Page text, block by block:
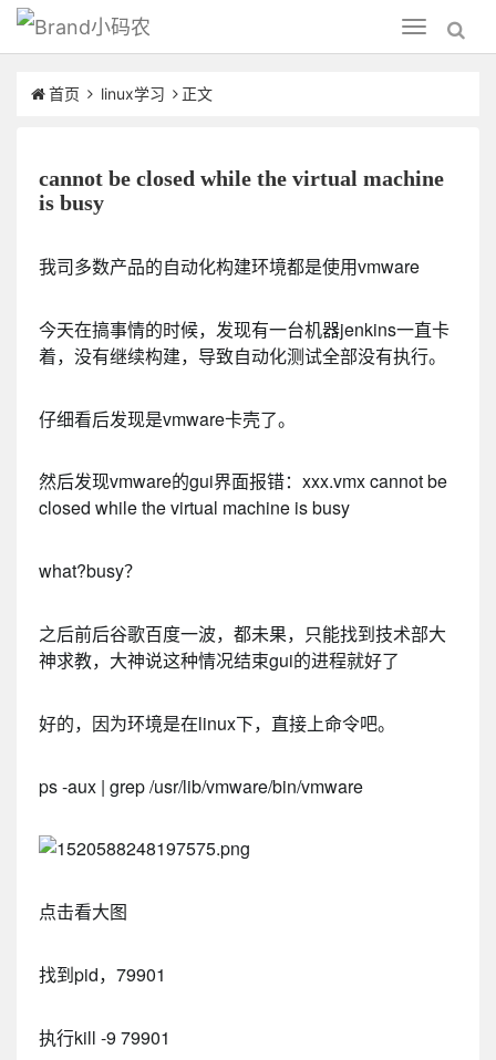
Toggle
navigation
小码农
首页 linux学习 正文
cannot be closed while the virtual machine
is busy
我司多数产品的自动化构建环境都是使用vmware
今天在搞事情的时候，发现有一台机器jenkins一直卡
着，没有继续构建，导致自动化测试全部没有执行。
仔细看后发现是vmware卡壳了。
然后发现vmware的gui界面报错：xxx.vmx cannot be
closed while the virtual machine is busy
what?busy？
之后前后谷歌百度一波，都未果，只能找到技术部大
神求教，大神说这种情况结束gui的进程就好了
好的，因为环境是在linux下，直接上命令吧。
ps -aux | grep /usr/lib/vmware/bin/vmware
点击看大图
找到pid，79901
执行kill -9 79901